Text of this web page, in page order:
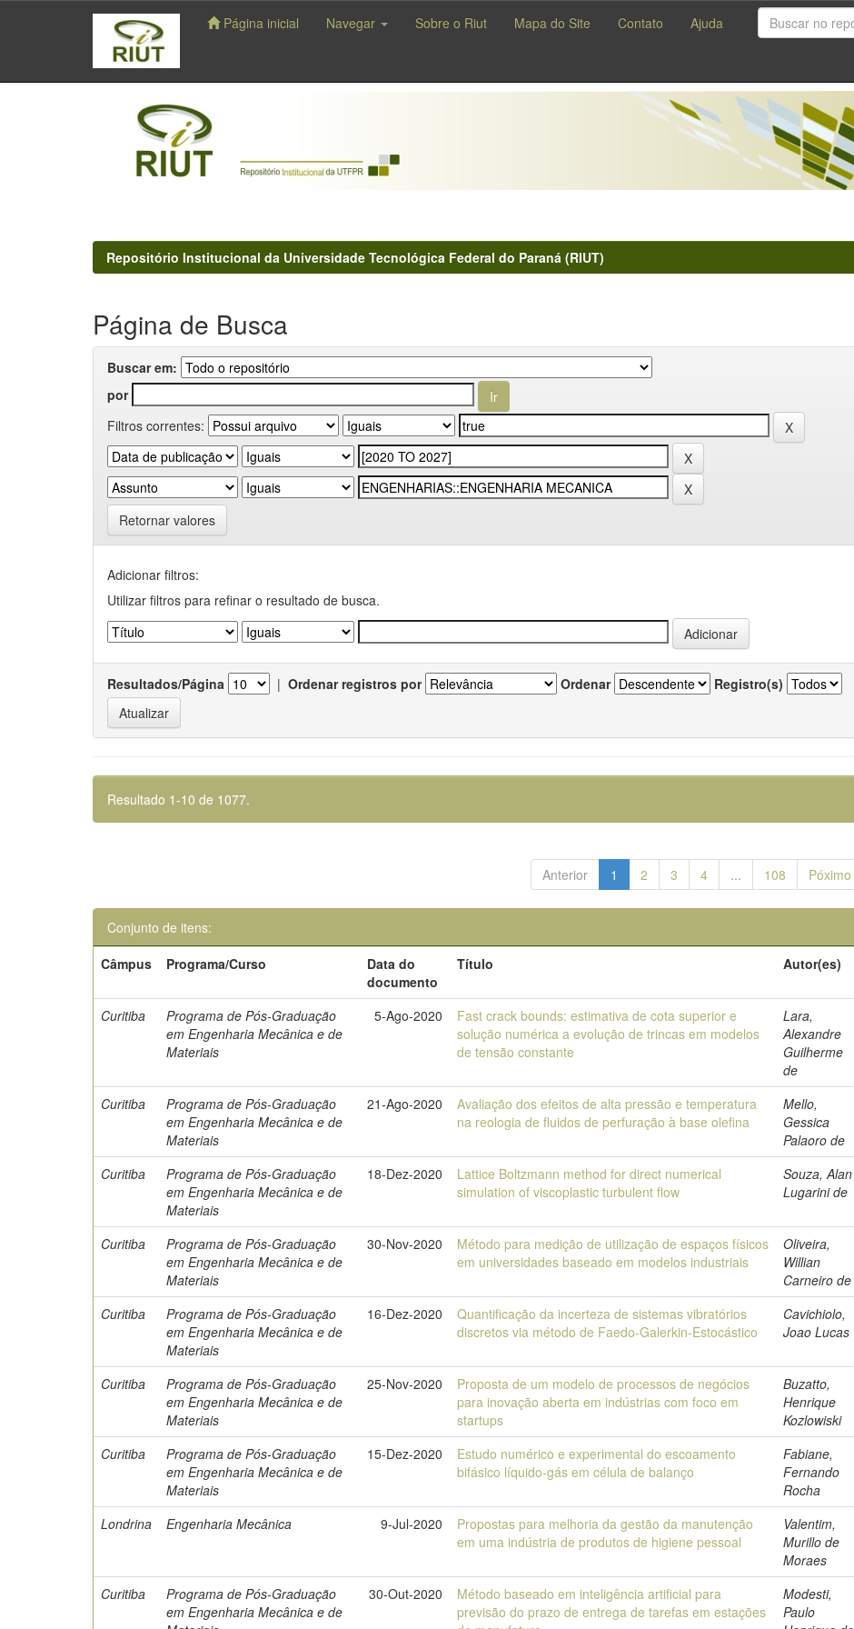
navigation
Página inicial Navegar Sobre o Riut Mapa do Site Contato Ajuda
Repositório Institucional da Universidade Tecnológica Federal do Paraná (RIUT)
Página de Busca
Buscar em:
por
Filtros correntes:
Retornar valores
Adicionar filtros:
Utilizar filtros para refinar o resultado de busca.
Resultados/Página | Ordenar registros por Ordenar Registro(s)
Resultado 1-10 de 1077.
Anterior 1 2 3 4 ... 108 Póximo
Conjunto de itens:
Câmpus
Programa/Curso
Data do
documento
Título Autor(es)
Curitiba
Programa de Pós-Graduação
em Engenharia Mecânica e de
Materiais
5-Ago-2020
Fast crack bounds: estimativa de cota superior e
solução numérica a evolução de trincas em modelos
de tensão constante
Lara,
Alexandre
Guilherme
de
Curitiba
Programa de Pós-Graduação
em Engenharia Mecânica e de
Materiais
21-Ago-2020
Avaliação dos efeitos de alta pressão e temperatura
na reologia de fluidos de perfuração à base olefina
Mello,
Gessica
Palaoro de
Curitiba
Programa de Pós-Graduação
em Engenharia Mecânica e de
Materiais
18-Dez-2020
Lattice Boltzmann method for direct numerical
simulation of viscoplastic turbulent flow
Souza, Alan
Lugarini de
Curitiba
Programa de Pós-Graduação
em Engenharia Mecânica e de
Materiais
30-Nov-2020
Método para medição de utilização de espaços físicos
em universidades baseado em modelos industriais
Oliveira,
Willian
Carneiro de
Curitiba
Programa de Pós-Graduação
em Engenharia Mecânica e de
Materiais
16-Dez-2020
Quantificação da incerteza de sistemas vibratórios
discretos via método de Faedo-Galerkin-Estocástico
Cavichiolo,
Joao Lucas
Curitiba
Programa de Pós-Graduação
em Engenharia Mecânica e de
Materiais
25-Nov-2020
Proposta de um modelo de processos de negócios
para inovação aberta em indústrias com foco em
startups
Buzatto,
Henrique
Kozlowiski
Curitiba
Programa de Pós-Graduação
em Engenharia Mecânica e de
Materiais
15-Dez-2020
Estudo numérico e experimental do escoamento
bifásico líquido-gás em célula de balanço
Fabiane,
Fernando
Rocha
Londrina
Engenharia Mecânica 9-Jul-2020
Propostas para melhoria da gestão da manutenção
em uma indústria de produtos de higiene pessoal
Valentim,
Murillo de
Moraes
Curitiba
Programa de Pós-Graduação
em Engenharia Mecânica e de
30-Out-2020
Método baseado em inteligência artificial para
previsão do prazo de entrega de tarefas em estações
Modesti,
Paulo